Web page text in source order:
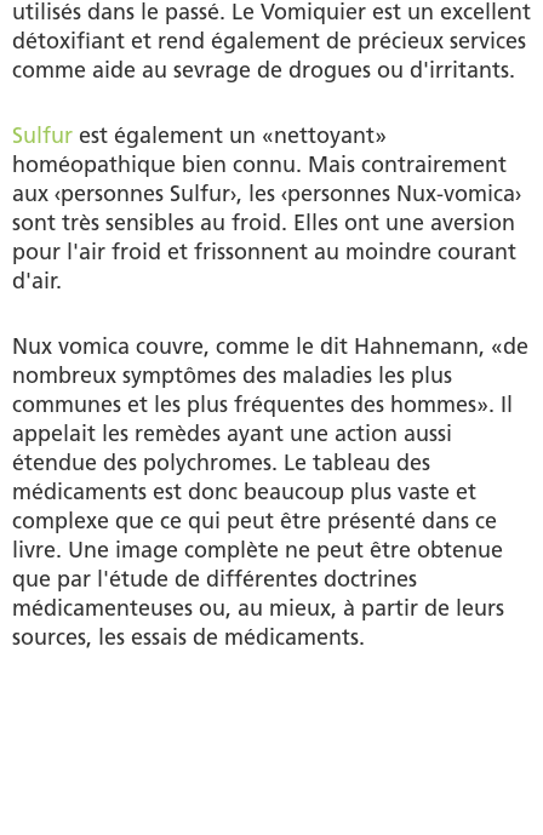
utilisés dans le passé. Le Vomiquier est un excellent
détoxifiant et rend également de précieux services
comme aide au sevrage de drogues ou d'irritants.
Sulfur est également un «nettoyant»
homéopathique bien connu. Mais contrairement
aux ‹personnes Sulfur›, les ‹personnes Nux-vomica›
sont très sensibles au froid. Elles ont une aversion
pour l'air froid et frissonnent au moindre courant
d'air.
Nux vomica couvre, comme le dit Hahnemann, «de
nombreux symptômes des maladies les plus
communes et les plus fréquentes des hommes». Il
appelait les remèdes ayant une action aussi
étendue des polychromes. Le tableau des
médicaments est donc beaucoup plus vaste et
complexe que ce qui peut être présenté dans ce
livre. Une image complète ne peut être obtenue
que par l'étude de différentes doctrines
médicamenteuses ou, au mieux, à partir de leurs
sources, les essais de médicaments.